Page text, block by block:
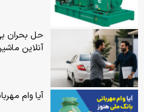
حل بحران
آنلاین
آیا وام